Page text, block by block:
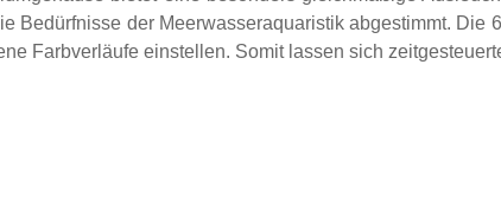
Bedürfnisse der Meerwasseraquaristik abgestimmt.
Farbverläufe einstellen. Somit lassen sich